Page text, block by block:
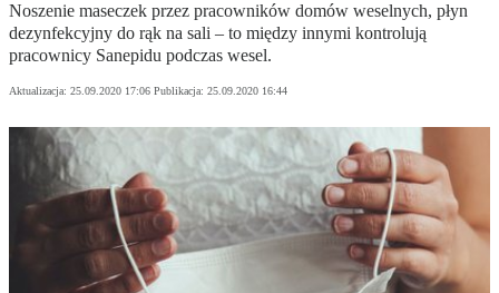
Noszenie maseczek przez pracowników domów weselnych, płyn
dezynfekcyjny do rąk na sali – to między innymi kontrolują
pracownicy Sanepidu podczas wesel.
Aktualizacja: 25.09.2020 17:06 Publikacja: 25.09.2020 16:44